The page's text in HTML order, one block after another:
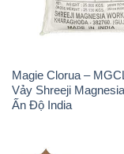
Magie Clorua –
Vảy Shreeji
Ấn Độ India